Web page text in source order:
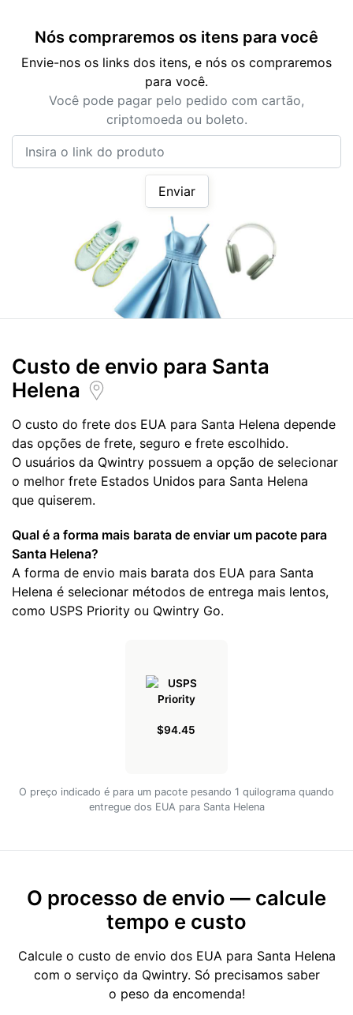
Nós compraremos os itens para você
Envie-nos os links dos itens, e nós os compraremos
para você.
Você pode pagar pelo pedido com cartão,
criptomoeda ou boleto.
Enviar
Custo de envio para Santa
Helena
O custo do frete dos EUA para Santa Helena depende
das opções de frete, seguro e frete escolhido.
O usuários da Qwintry possuem a opção de selecionar
o melhor frete Estados Unidos para Santa Helena
que quiserem.
Qual é a forma mais barata de enviar um pacote para
Santa Helena?
A forma de envio mais barata dos EUA para Santa
Helena é selecionar métodos de entrega mais lentos,
como USPS Priority ou Qwintry Go.
$94.45
O preço indicado é para um pacote pesando 1 quilograma quando
entregue dos EUA para Santa Helena
O processo de envio — calcule
tempo e custo
Calcule o custo de envio dos EUA para Santa Helena
com o serviço da Qwintry. Só precisamos saber
o peso da encomenda!